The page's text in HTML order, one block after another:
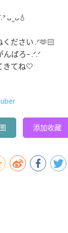
ᴗ ̫ ᴗ💧
ださい .ᐟ🫶🏻
ばろ~ .ᐟ.ᐟ
きてね🤍
添加收藏